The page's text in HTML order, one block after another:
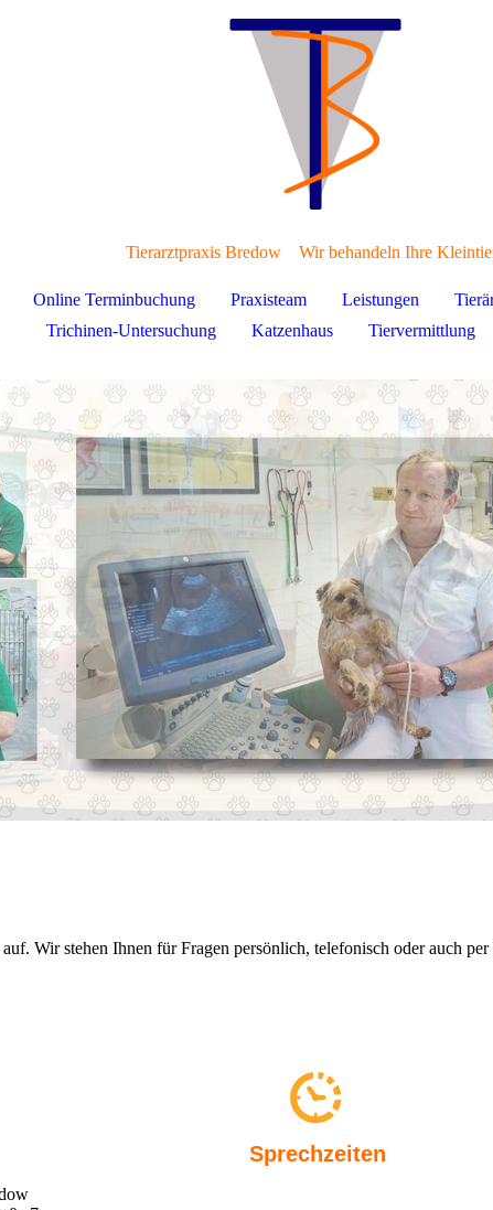
Tierarztpraxis Bredow Wir behandeln Ihre
Online Terminbuchung Praxisteam Leistungen
Trichinen-Untersuchung
Katzenhaus Tiervermittlung
Wir stehen Ihnen für Fragen persönlich, telefonisch oder auch
Sprechzeiten